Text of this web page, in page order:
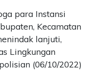
para Instansi
Kecamatan
lanjuti,
Lingkungan
(06/10/2022)